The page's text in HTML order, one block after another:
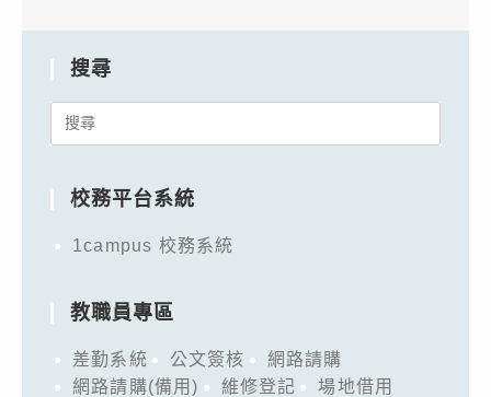
搜尋
Search
校務平台系統
1campus 校務系統
教職員專區
差勤系統 公文簽核
網路請購
網路請購(備用)
維修登記
場地借用